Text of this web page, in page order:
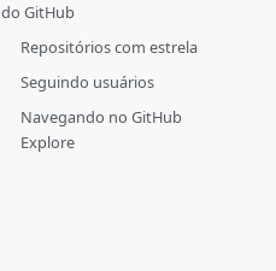
do GitHub
Repositórios com estrela
Seguindo usuários
Navegando no GitHub
Explore